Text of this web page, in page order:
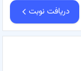
دریافت نوبت